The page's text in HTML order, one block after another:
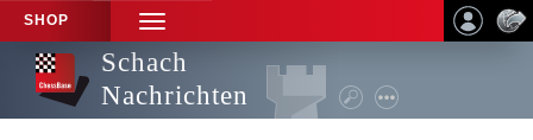
SHOP
TOGGLE
NAVIGATION
Schach
Nachrichten